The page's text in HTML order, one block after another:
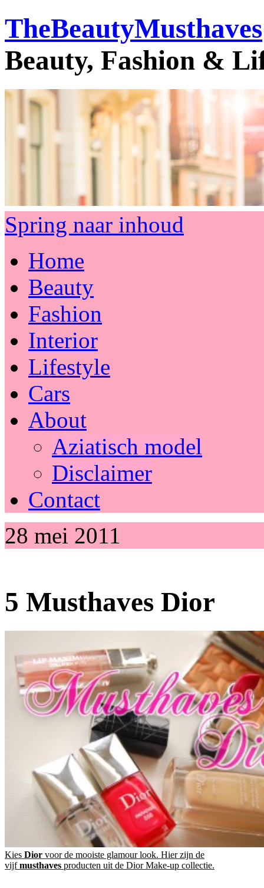
TheBeautyMusthaves
Beauty, Fashion &
Spring naar inhoud
Home
Beauty
Fashion
Interior
Lifestyle
Cars
About
Aziatisch model
Disclaimer
Contact
28 mei 2011
5 Musthaves Dior
Kies Dior voor de mooiste glamour look. Hier zijn de
vijfmusthaves producten uit de Dior Make-up collectie.